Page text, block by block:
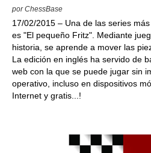
por ChessBase
17/02/2015 – Una de las series
es "El pequeño Fritz". Mediante
historia, se aprende a mover las
La edición en inglés ha servido de
web con la que se puede jugar sin
operativo, incluso en dispositivos
Internet y gratis...!